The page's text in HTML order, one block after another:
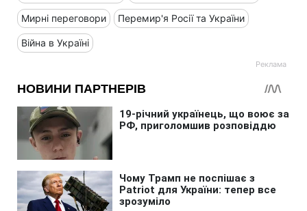
Мирні переговори Перемир'я Росії та України
Війна в Україні